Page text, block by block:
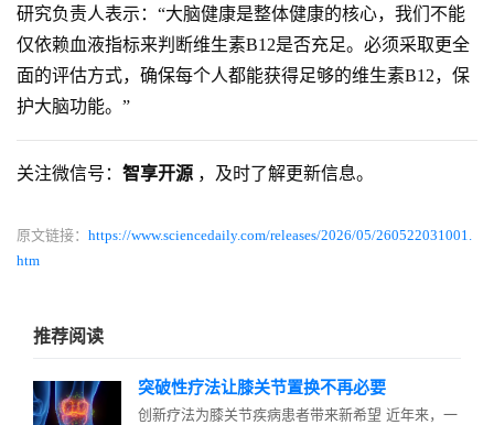
研究负责人表示：“大脑健康是整体健康的核心，我们不能
仅依赖血液指标来判断维生素B12是否充足。必须采取更全
面的评估方式，确保每个人都能获得足够的维生素B12，保
护大脑功能。”
关注微信号： 智享开源 ，及时了解更新信息。
原文链接： https://www.sciencedaily.com/releases/2026/05/260522031001.
htm
推荐阅读
突破性疗法让膝关节置换不再必要
创新疗法为膝关节疾病患者带来新希望 近年来，一